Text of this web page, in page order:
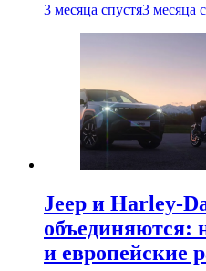
3 месяца спустя3 месяца
Jeep и Harley-
объединяются:
и европейские